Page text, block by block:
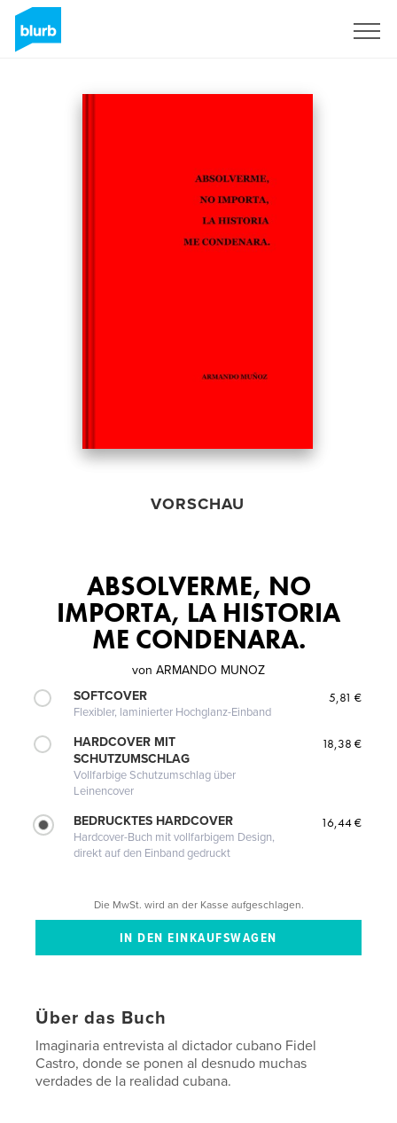
VORSCHAU
ABSOLVERME, NO
IMPORTA, LA HISTORIA
ME CONDENARA.
von ARMANDO MUNOZ
SOFTCOVER
Flexibler, laminierter Hochglanz-Einband
5,81 €
HARDCOVER MIT
SCHUTZUMSCHLAG
Vollfarbige Schutzumschlag über
Leinencover
18,38 €
BEDRUCKTES HARDCOVER
Hardcover-Buch mit vollfarbigem Design,
direkt auf den Einband gedruckt
16,44 €
Die MwSt. wird an der Kasse aufgeschlagen.
Über das Buch
Imaginaria entrevista al dictador cubano Fidel
Castro, donde se ponen al desnudo muchas
verdades de la realidad cubana.